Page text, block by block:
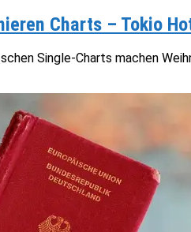
Charts – Tokio
Single-Charts machen